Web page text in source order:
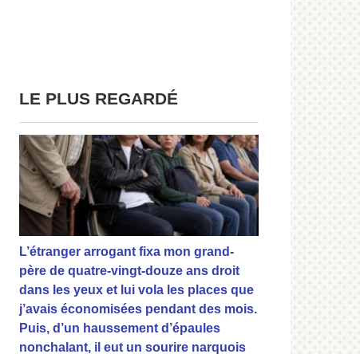
LE PLUS REGARDÉ
L’étranger arrogant fixa mon grand-
père de quatre-vingt-douze ans droit
dans les yeux et lui vola les places que
j’avais économisées pendant des mois.
Puis, d’un haussement d’épaules
nonchalant, il eut un sourire narquois